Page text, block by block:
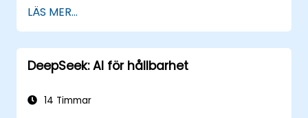
för att träna autonoma system.
Deploya AI-drivna autonoma agenter i
verkliga miljöer.
LÄS MER...
DeepSeek: AI för hållbarhet
14 Timmar